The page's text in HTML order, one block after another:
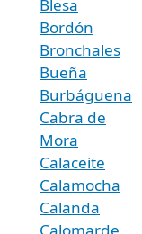
Blesa
Bordón
Bronchales
Bueña
Burbáguena
Cabra de
Mora
Calaceite
Calamocha
Calanda
Calomarde